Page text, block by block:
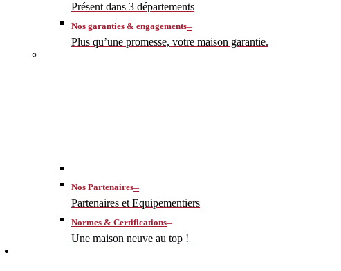
Présent dans 3 départements
Nos garanties & engagements–
Plus qu’une promesse, votre maison garantie.
Nos Partenaires–
Partenaires et Equipementiers
Normes & Certifications–
Une maison neuve au top !